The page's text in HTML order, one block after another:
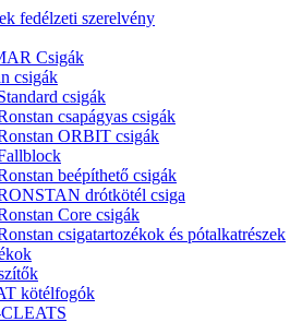
fedélzeti szerelvény
Csigák
csigák
csigák
csapágyas csigák
ORBIT csigák
beépíthető csigák
drótkötél csiga
Core csigák
csigatartozékok és pótalkatrészek
kötélfogók